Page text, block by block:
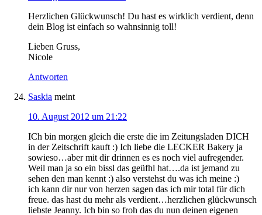
Herzlichen Glückwunsch! Du hast es wirklich verdient, denn
dein Blog ist einfach so wahnsinnig toll!
Lieben Gruss,
Nicole
Antworten
Saskia meint
10. August 2012 um 21:22
ICh bin morgen gleich die erste die im Zeitungsladen DICH
in der Zeitschrift kauft :) Ich liebe die LECKER Bakery ja
sowieso…aber mit dir drinnen es es noch viel aufregender.
Weil man ja so ein bissl das geüfhl hat….da ist jemand zu
sehen den man kennt :) also verstehst du was ich meine :)
ich kann dir nur von herzen sagen das ich mir total für dich
freue. das hast du mehr als verdient…herzlichen glückwunsch
liebste Jeanny. Ich bin so froh das du nun deinen eigenen